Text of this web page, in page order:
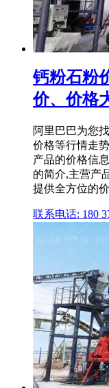
钙粉石粉
价、价格
阿里巴巴为您
价格等行情走
产品的价格信
的简介,主营产
提供全方位的价
联系电话: 180